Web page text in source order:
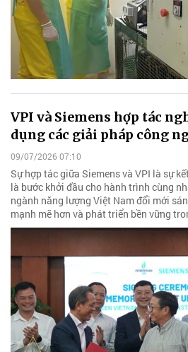
VPI và Siemens hợp tác
dụng các giải pháp công
09/07/2026 07:10
Sự hợp tác giữa Siemens và VPI là sự
là bước khởi đầu cho hành trình cùng
ngành năng lượng Việt Nam đổi mới
mạnh mẽ hơn và phát triển bền vững